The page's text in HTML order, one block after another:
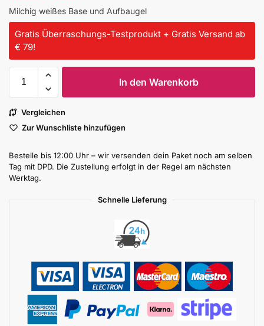
Milchig weißes Base und Aufbaugel
Gratis Überraschungs-Testprodukt + Gratis Versand ab
€ 79!
In den Warenkorb
Vergleichen
Zur Wunschliste hinzufügen
Bestelle bis 12:00 Uhr – wir versenden dein Paket noch am selben
Tag mit DPD. Die Zustellung erfolgt in der Regel am nächsten
Werktag.
Schnelle Lieferung